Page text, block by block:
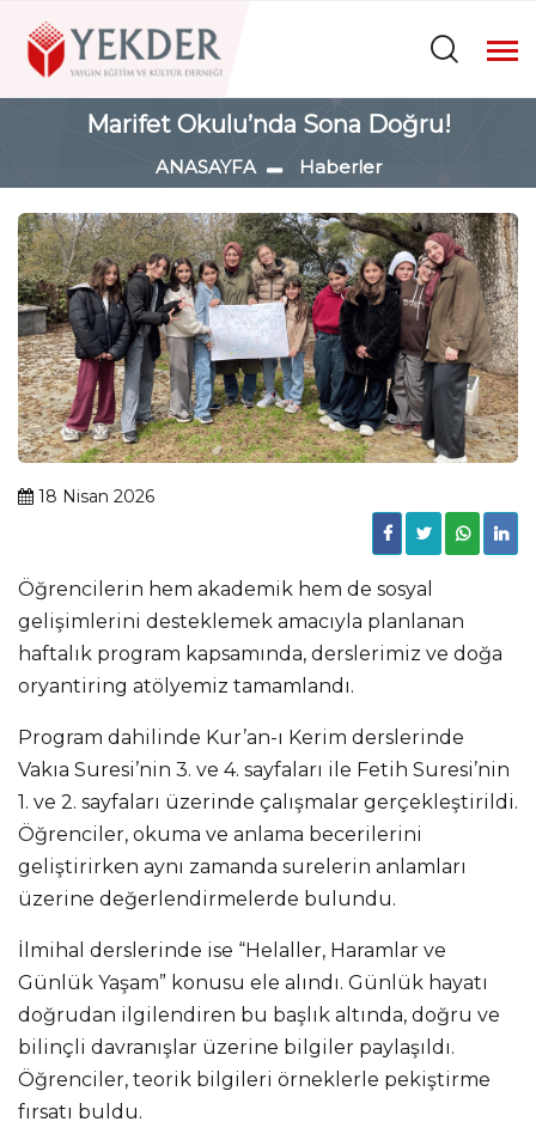
Marifet Okulu’nda Sona Doğru!
ANASAYFA Haberler
18 Nisan 2026
Öğrencilerin hem akademik hem de sosyal
gelişimlerini desteklemek amacıyla planlanan
haftalık program kapsamında, derslerimiz ve doğa
oryantiring atölyemiz tamamlandı.
Program dahilinde Kur’an-ı Kerim derslerinde
Vakıa Suresi’nin 3. ve 4. sayfaları ile Fetih Suresi’nin
1. ve 2. sayfaları üzerinde çalışmalar gerçekleştirildi.
Öğrenciler, okuma ve anlama becerilerini
geliştirirken aynı zamanda surelerin anlamları
üzerine değerlendirmelerde bulundu.
İlmihal derslerinde ise “Helaller, Haramlar ve
Günlük Yaşam” konusu ele alındı. Günlük hayatı
doğrudan ilgilendiren bu başlık altında, doğru ve
bilinçli davranışlar üzerine bilgiler paylaşıldı.
Öğrenciler, teorik bilgileri örneklerle pekiştirme
fırsatı buldu.